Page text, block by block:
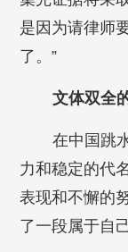
是因为请律师
了。”
文体双全
在中国跳
力和稳定的代
表现和不懈的
了一段属于自